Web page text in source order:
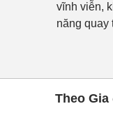
vĩnh viễn,
năng quay
Theo Gia